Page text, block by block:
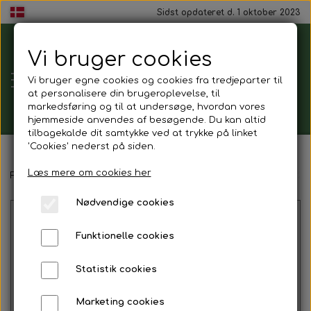
Sidst opdateret d. 1 oktober 2023
Tårnborg
Forsamlingshus
Gavekort
Mad ud af huset
Mindestund
Forside Mad ud af huset Dagens ret
Vi bruger cookies
Vi bruger egne cookies og cookies fra tredjeparter til
at personalisere din brugeroplevelse, til
markedsføring og til at undersøge, hvordan vores
hjemmeside anvendes af besøgende. Du kan altid
tilbagekalde dit samtykke ved at trykke på linket
'Cookies' nederst på siden.
Læs mere om cookies her
Nødvendige cookies
Funktionelle cookies
Statistik cookies
Marketing cookies